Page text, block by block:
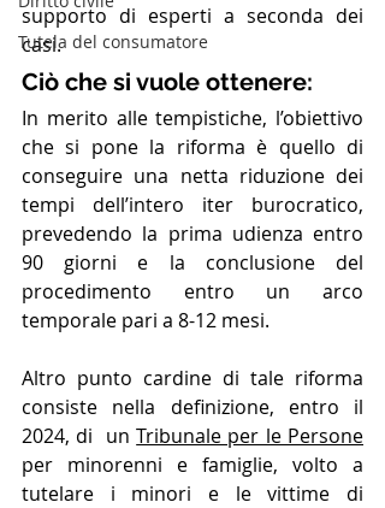
Tutela del consumatore
supporto di esperti a seconda dei
casi.
Ciò che si vuole ottenere:
In merito alle tempistiche, l’obiettivo
che si pone la riforma è quello di
conseguire una netta riduzione dei
tempi dell’intero iter burocratico,
prevedendo la prima udienza entro
90 giorni e la conclusione del
procedimento entro un arco
temporale pari a 8-12 mesi.
Altro punto cardine di tale riforma
consiste nella definizione, entro il
2024, di  un Tribunale per le Persone
per minorenni e famiglie, volto a
tutelare i minori e le vittime di